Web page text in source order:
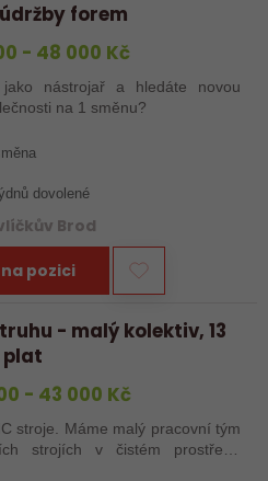
forem
- 48 000 Kč
nástrojař a hledáte novou
na 1 směnu?
dovolené
Brod
pozici
- malý kolektiv, 13
plat
- 43 000 Kč
stroje. Máme malý pracovní tým
strojích v čistém prostředí.